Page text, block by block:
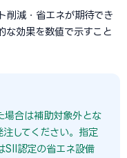
削減・省エネが期待でき
な効果を数値で示すこと
場合は補助対象外とな
してください。指定
SII認定の省エネ設備